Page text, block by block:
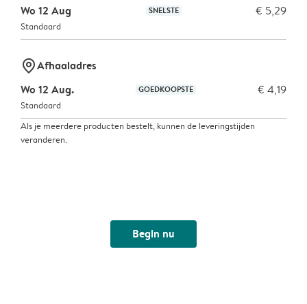
Wo 12 Aug SNELSTE € 5,29
Standaard
marker-pinAfhaaladres
Wo 12 Aug.
GOEDKOOPSTE € 4,19
Standaard
Als je meerdere producten bestelt, kunnen de leveringstijden
veranderen.
Begin nu